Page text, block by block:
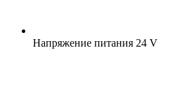
Напряжение питания 24 V